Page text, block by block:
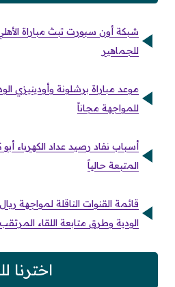
شبكة أون سبورت تبث مباراة
للجماهير
موعد مباراة برشلونة وأودينيزي
للمواجهة مجاناً
أسباب نفاد رصيد عداد الكهرباء
المتبعة حالياً
قائمة القنوات الناقلة لمواجهة
الودية وطرق متابعة اللقاء المرتقب
اخترنا